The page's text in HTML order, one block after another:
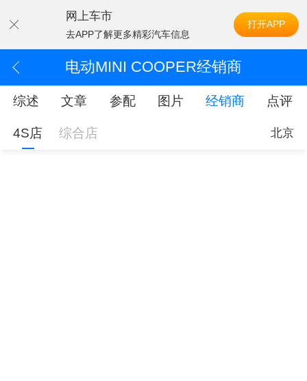
网上车市
去APP了解更多精彩汽车信息
打开APP
电动MINI COOPER经销商
综述 文章 参配 图片 经销商 点评
4S店 综合店 北京